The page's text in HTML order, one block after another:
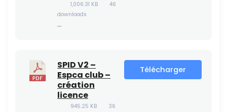
1,006.31 KB
46
downloads
…
SPID V2 –
Espca club –
création
licence
945.25 KB
36
Télécharger